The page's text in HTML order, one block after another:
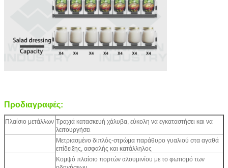
Προδιαγραφές:
Πλαίσιο μετάλλων Τραχιά κατασκευή χάλυβα, εύκολη να εγκαταστήσει και να
λειτουργήσει
Μετριασμένο διπλός-στρώμα παράθυρο γυαλιού στα αγαθά
επίδειξης, ασφαλής και κατάλληλος
Κομψό πλαίσιο πορτών αλουμινίου με το φωτισμό των